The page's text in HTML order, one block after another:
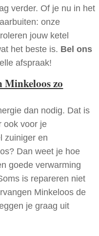
verder. Of je nu in het
onze
jouw ketel
het beste is. Bel ons
afspraak!
Minkeloos zo
dan nodig. Dat is
ook voor je
zuiniger en
Dan weet je hoe
goede verwarming
is repareren niet
Minkeloos de
je graag uit